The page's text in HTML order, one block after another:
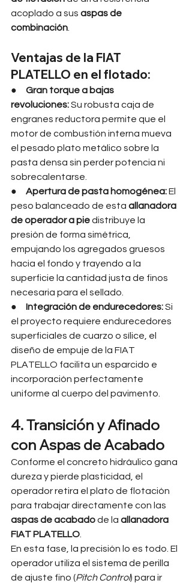
acoplado a sus aspas de
combinación
Ventajas de la FIAT
PLATELLO en el flotado:
● Gran torque a bajas
revoluciones: Su robusta caja de
engranes reductora permite que el
motor de combustión interna mueva
el pesado plato metálico sobre la
pasta densa sin perder potencia ni
sobrecalentarse.
● Apertura de pasta homogénea: El
peso balanceado de esta allanadora
de operador a pie distribuye la
presión de forma simétrica,
empujando los agregados gruesos
hacia el fondo y trayendo a la
superficie la cantidad justa de finos
necesaria para el sellado.
● Integración de endurecedores: Si
el proyecto requiere endurecedores
superficiales de cuarzo o sílice, el
diseño de empuje de la FIAT
PLATELLO facilita un esparcido e
incorporación perfectamente
uniforme al cuerpo del pavimento.
4. Transición y Afinado
con Aspas de Acabado
Conforme el concreto hidráulico gana
dureza y pierde plasticidad, el
operador retira el plato de flotación
para trabajar directamente con las
aspas de acabado de la allanadora
FIAT PLATELLO
En esta fase, la precisión lo es todo. El
operador utiliza el sistema de perilla
de ajuste fino (Pitch Control) para ir